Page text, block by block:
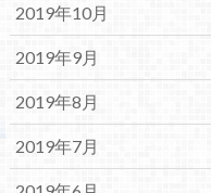
2019年10月
2019年9月
2019年8月
2019年7月